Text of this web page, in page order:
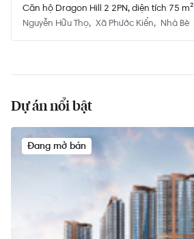
Căn hộ Dragon Hill 2 2PN, diện tích 75 m²
Nguyễn Hữu Thọ Xã Phước Kiển Nhà Bè
Dự án nổi bật
Đang mở bán